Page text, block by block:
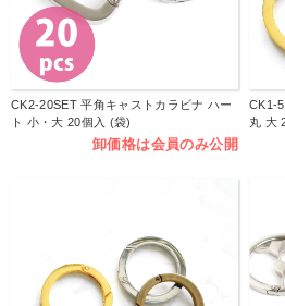
CK2-20SET 平角キャストカラビナ ハー
ト 小・大 20個入 (袋)
卸価格は会員のみ公開
CK1-
丸 大